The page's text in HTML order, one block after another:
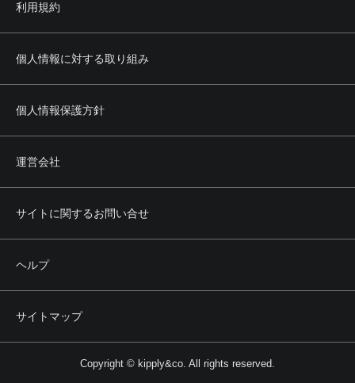
利用規約
個人情報に対する取り組み
個人情報保護方針
運営会社
サイトに関するお問い合せ
ヘルプ
サイトマップ
Copyright © kipply&co. All rights reserved.